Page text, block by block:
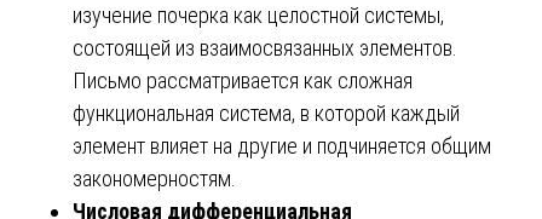
изучение почерка как целостной системы,
состоящей из взаимосвязанных элементов.
Письмо рассматривается как сложная
функциональная система, в которой каждый
элемент влияет на другие и подчиняется общим
закономерностям.
Числовая дифференциальная